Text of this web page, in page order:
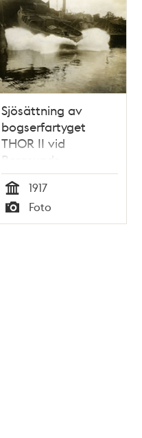
Sjösättning av
bogserfartyget
THOR II vid
Bergsunds
Mekaniska Verkstad
Tid
1917
Typ
Foto